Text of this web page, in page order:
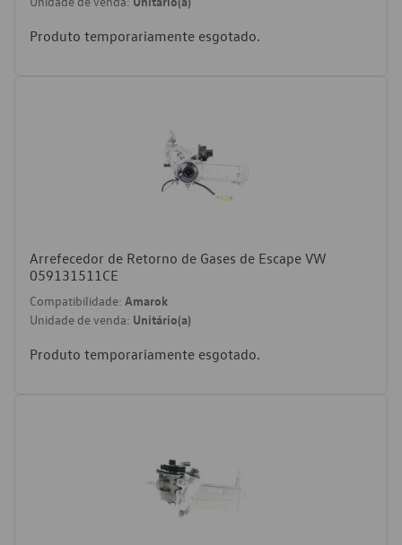
Produto temporariamente esgotado.
Arrefecedor de Retorno de Gases de Escape VW
059131511CE
Compatibilidade: Amarok
Unidade de venda: Unitário(a)
Produto temporariamente esgotado.